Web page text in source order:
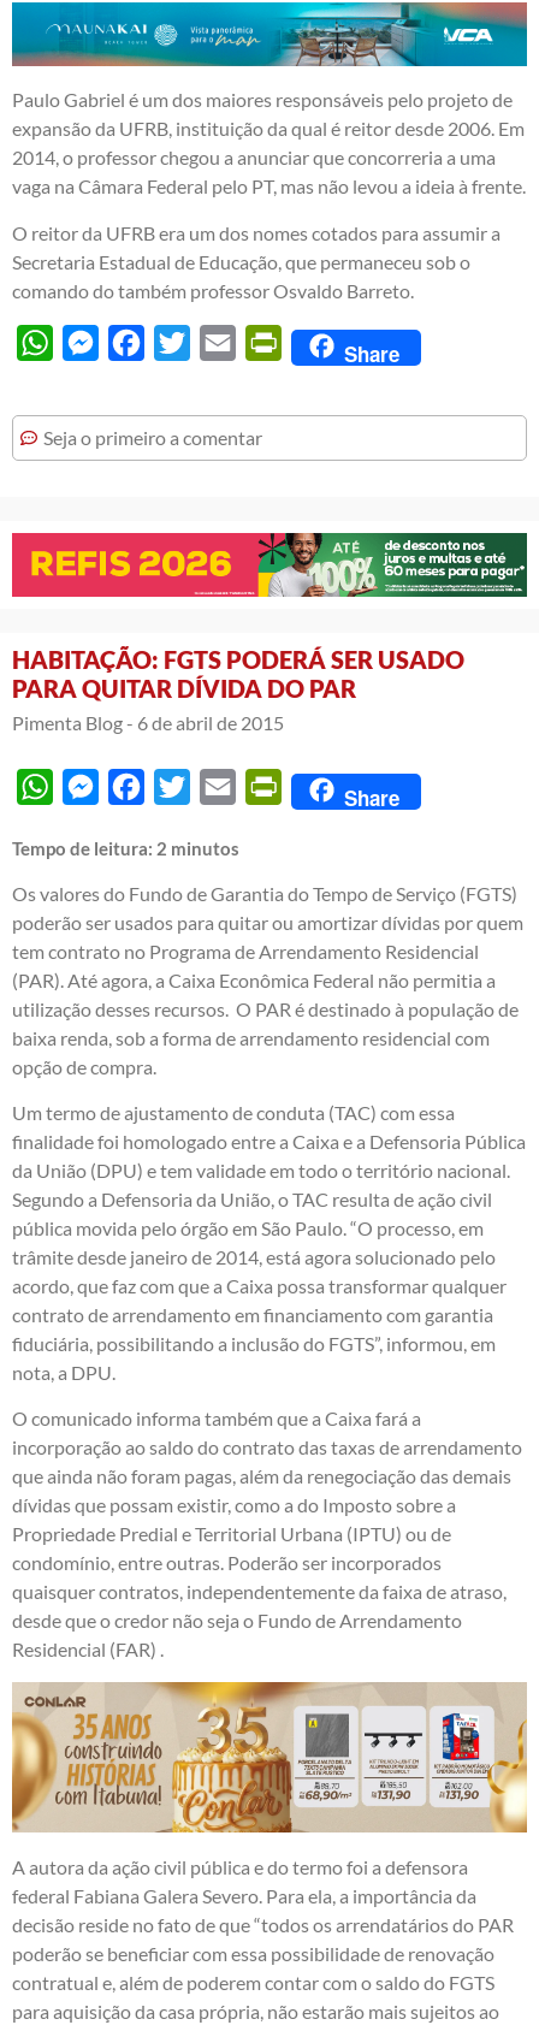
Paulo Gabriel é um dos maiores responsáveis pelo projeto de
expansão da UFRB, instituição da qual é reitor desde 2006. Em
2014, o professor chegou a anunciar que concorreria a uma
vaga na Câmara Federal pelo PT, mas não levou a ideia à frente.
O reitor da UFRB era um dos nomes cotados para assumir a
Secretaria Estadual de Educação, que permaneceu sob o
comando do também professor Osvaldo Barreto.
WhatsAppMessengerFacebook
Twitter Email PrintFriendly
Share
Seja o primeiro a comentar
HABITAÇÃO: FGTS PODERÁ SER USADO
PARA QUITAR DÍVIDA DO PAR
Pimenta Blog - 6 de abril de 2015
WhatsAppMessengerFacebook
Twitter Email PrintFriendly
Share
Tempo de leitura: 2 minutos
Os valores do Fundo de Garantia do Tempo de Serviço (FGTS)
poderão ser usados para quitar ou amortizar dívidas por quem
tem contrato no Programa de Arrendamento Residencial
(PAR). Até agora, a Caixa Econômica Federal não permitia a
utilização desses recursos. O PAR é destinado à população de
baixa renda , sob a forma de arrendamento residencial com
opção de compra.
Um termo de ajustamento de conduta (TAC) com essa
finalidade foi homologado entre a Caixa e a Defensoria Pública
da União (DPU) e tem validade em todo o território nacional.
Segundo a Defensoria da União, o TAC resulta de ação civil
pública movida pelo órgão em São Paulo. “O processo, em
trâmite desde janeiro de 2014, está agora solucionado pelo
acordo, que faz com que a Caixa possa transformar qualquer
contrato de arrendamento em financiamento com garantia
fiduciária, possibilitando a inclusão do FGTS”, informou, em
nota, a DPU.
O comunicado informa também que a Caixa fará a
incorporação ao saldo do contrato das taxas de arrendamento
que ainda não foram pagas, além da renegociação das demais
dívidas que possam existir, como a do Imposto sobre a
Propriedade Predial e Territorial Urbana (IPTU) ou de
condomínio, entre outras. Poderão ser incorporados
quaisquer contratos, independentemente da faixa de atraso,
desde que o credor não seja o Fundo de Arrendamento
Residencial (FAR) .
A autora da ação civil pública e do termo foi a defensora
federal Fabiana Galera Severo. Para ela, a importância da
decisão reside no fato de que “todos os arrendatários do PAR
poderão se beneficiar com essa possibilidade de renovação
contratual e, além de poderem contar com o saldo do FGTS
para aquisição da casa própria, não estarão mais sujeitos ao